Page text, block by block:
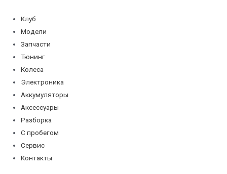
содержимому
Клуб
Модели
Запчасти
Тюнинг
Колеса
Электроника
Аккумуляторы
Аксессуары
Разборка
С пробегом
Сервис
Контакты